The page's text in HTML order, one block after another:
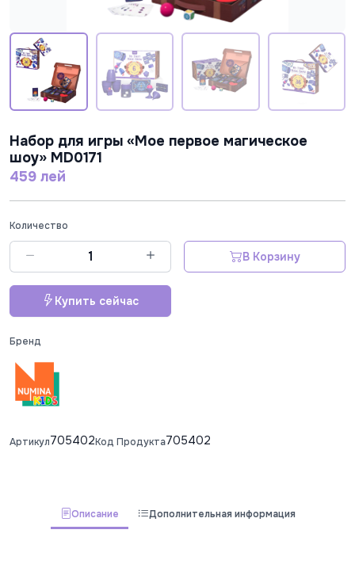
Набор для игры «Мое первое магическое
шоу» MD0171
459 лей
Количество
В Корзину
Купить сейчас
Бренд
Артикул705402Код Продукта705402
Описание Дополнительная информация